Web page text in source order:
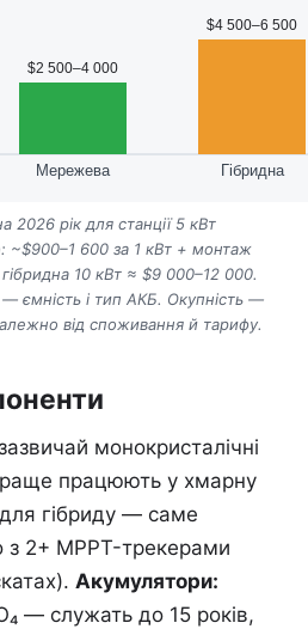
$2 500–4 000
Мережева
$4 500–6 500
Гібридна
2026 рік для станції 5 кВт
~$900–1 600 за 1 кВт + монтаж
10 кВт ≈ $9 000–12 000.
ємність і тип АКБ. Окупність —
від споживання й тарифу.
монокристалічні
працюють у хмарну
для гібриду — саме
з 2+ MPPT-трекерами
Акумулятори:
— служать до 15 років,